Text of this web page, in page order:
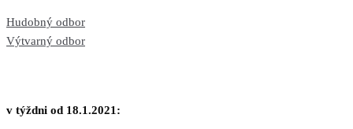
Hudobný odbor
Výtvarný odbor
v týždni od 18.1.2021: